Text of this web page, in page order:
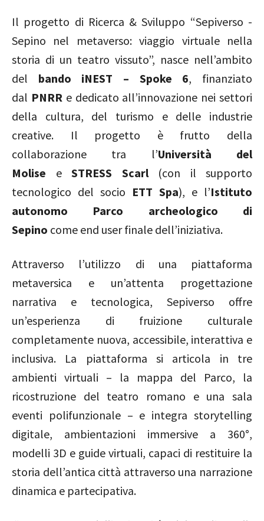
Il progetto di Ricerca & Sviluppo “Sepiverso -
Sepino nel metaverso: viaggio virtuale nella
storia di un teatro vissuto”, nasce nell’ambito
del bando iNEST – Spoke 6, finanziato
dal PNRR e dedicato all’innovazione nei settori
della cultura, del turismo e delle industrie
creative. Il progetto è frutto della
collaborazione tra l’Università del
Molise e STRESS Scarl(con il supporto
tecnologico del socio ETT Spa), e l’Istituto
autonomo Parco archeologico di
Sepino come end user finale dell’iniziativa.
Attraverso l’utilizzo di una piattaforma
metaversica e un’attenta progettazione
narrativa e tecnologica, Sepiverso offre
un’esperienza di fruizione culturale
completamente nuova, accessibile, interattiva e
inclusiva. La piattaforma si articola in tre
ambienti virtuali – la mappa del Parco, la
ricostruzione del teatro romano e una sala
eventi polifunzionale – e integra storytelling
digitale, ambientazioni immersive a 360°,
modelli 3D e guide virtuali, capaci di restituire la
storia dell’antica città attraverso una narrazione
dinamica e partecipativa.